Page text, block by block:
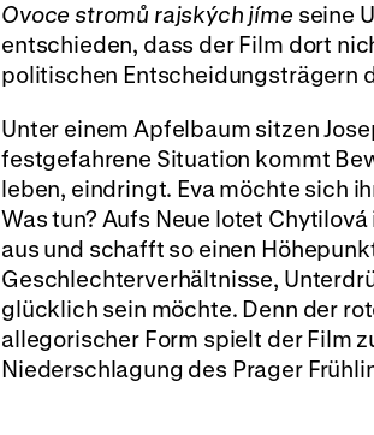
Ovoce stromů rajských jíme seine
entschieden, dass der Film dort
politischen Entscheidungsträgern
Unter einem Apfelbaum sitzen
festgefahrene Situation kommt
leben, eindringt. Eva möchte sich
Was tun? Aufs Neue lotet Chytilová
aus und schafft so einen
Geschlechterverhältnisse,
glücklich sein möchte. Denn der
allegorischer Form spielt der Film
Niederschlagung des Prager